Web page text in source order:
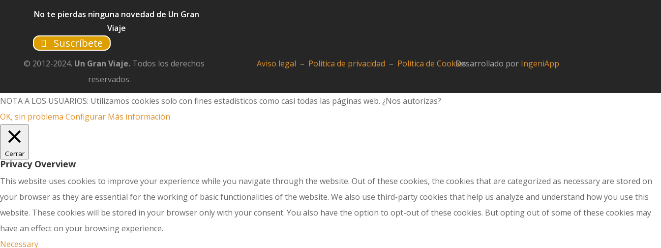
No te pierdas ninguna novedad de Un Gran
Viaje
Suscríbete
© 2012-2024. Un Gran Viaje. Todos los derechos
reservados.
Aviso legal – Política de privacidad – Política de CookiesDesarrollado por IngeniApp
NOTA A LOS USUARIOS: Utilizamos cookies solo con fines estadísticos como casi todas las páginas web. ¿Nos autorizas?
OK, sin problema Configurar Más información
Cerrar
Privacy Overview
This website uses cookies to improve your experience while you navigate through the website. Out of these cookies, the cookies that are categorized as necessary are stored on
your browser as they are essential for the working of basic functionalities of the website. We also use third-party cookies that help us analyze and understand how you use this
website. These cookies will be stored in your browser only with your consent. You also have the option to opt-out of these cookies. But opting out of some of these cookies may
have an effect on your browsing experience.
Necessary